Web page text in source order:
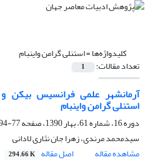
کلیدواژه‌ها =استنلی گرامن واینبام
تعداد مقالات: 1
آرمانشهر علمی فرانسیس بیکن
استنلی گرامن واینبام
دوره 16، شماره 61، بهار 1390، صفحه
77-94
سیدمحمد مرندی، زهرا جان نثاری لادانی
مشاهده مقاله
اصل مقاله 294.66 K